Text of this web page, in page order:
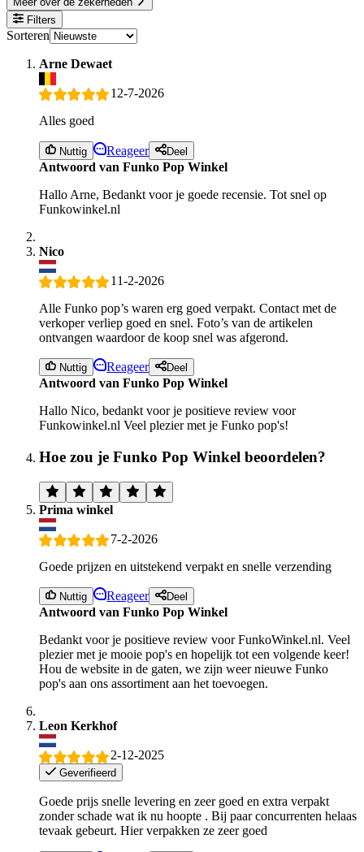
Filters
Sorteren
Arne Dewaet
12-7-2026
Alles goed
Nuttig Reageer Deel
Antwoord van Funko Pop Winkel
Hallo Arne, Bedankt voor je goede recensie. Tot snel op
Funkowinkel.nl
Nico
11-2-2026
Alle Funko pop’s waren erg goed verpakt. Contact met de
verkoper verliep goed en snel. Foto’s van de artikelen
ontvangen waardoor de koop snel was afgerond.
Nuttig Reageer Deel
Antwoord van Funko Pop Winkel
Hallo Nico, bedankt voor je positieve review voor
Funkowinkel.nl Veel plezier met je Funko pop's!
Hoe zou je Funko Pop Winkel beoordelen?
Prima winkel
7-2-2026
Goede prijzen en uitstekend verpakt en snelle verzending
Nuttig Reageer Deel
Antwoord van Funko Pop Winkel
Bedankt voor je positieve review voor FunkoWinkel.nl. Veel
plezier met je mooie pop's en hopelijk tot een volgende keer!
Hou de website in de gaten, we zijn weer nieuwe Funko
pop's aan ons assortiment aan het toevoegen.
Leon Kerkhof
2-12-2025
Geverifieerd
Goede prijs snelle levering en zeer goed en extra verpakt
zonder schade wat ik nu hoopte . Bij paar concurrenten helaas
tevaak gebeurt. Hier verpakken ze zeer goed